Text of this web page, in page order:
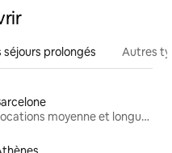
prolongés Autres
Locations moyenne et longue durée